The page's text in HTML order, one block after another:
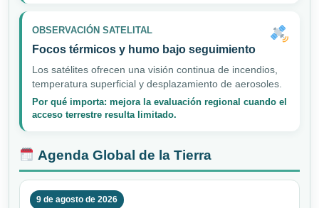
OBSERVACIÓN SATELITAL
Focos térmicos y humo bajo seguimiento
Los satélites ofrecen una visión continua de incendios,
temperatura superficial y desplazamiento de aerosoles.
Por qué importa: mejora la evaluación regional cuando el
acceso terrestre resulta limitado.
Agenda Global de la Tierra
9 de agosto de 2026